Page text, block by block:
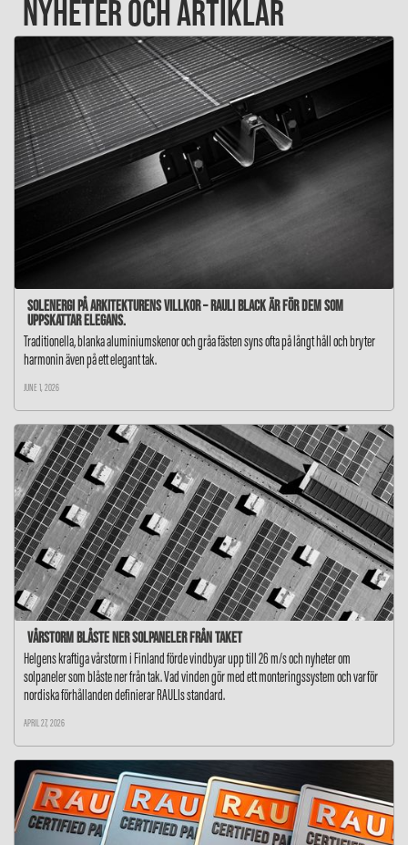
NYHETER OCH ARTIKLAR
Solenergi på arkitekturens villkor – RAULI BLACK är för dem som
uppskattar elegans.
Traditionella, blanka aluminiumskenor och gråa fästen syns ofta på långt håll och bryter
harmonin även på ett elegant tak.
JUNE 1, 2026
Vårstorm blåste ner solpaneler från taket
Helgens kraftiga vårstorm i Finland förde vindbyar upp till 26 m/s och nyheter om
solpaneler som blåste ner från tak. Vad vinden gör med ett monteringssystem och varför
nordiska förhållanden definierar RAULIs standard.
APRIL 27, 2026